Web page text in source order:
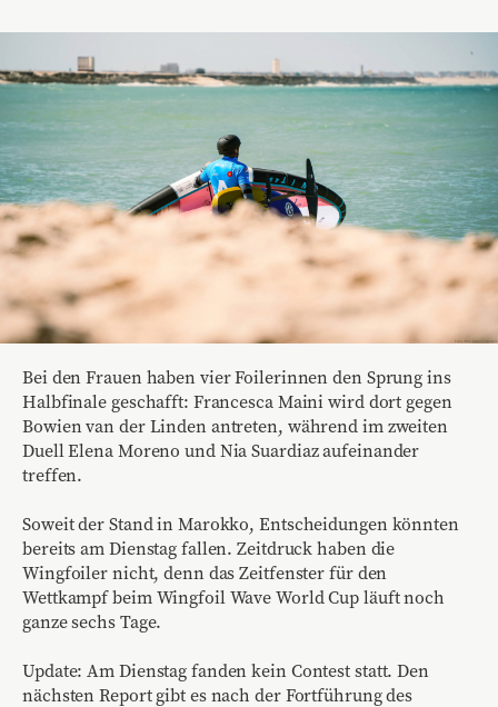
Bei den Frauen haben vier Foilerinnen den Sprung ins
Halbfinale geschafft: Francesca Maini wird dort gegen
Bowien van der Linden antreten, während im zweiten
Duell Elena Moreno und Nia Suardiaz aufeinander
treffen.
Soweit der Stand in Marokko, Entscheidungen könnten
bereits am Dienstag fallen. Zeitdruck haben die
Wingfoiler nicht, denn das Zeitfenster für den
Wettkampf beim Wingfoil Wave World Cup läuft noch
ganze sechs Tage.
Update: Am Dienstag fanden kein Contest statt. Den
nächsten Report gibt es nach der Fortführung des